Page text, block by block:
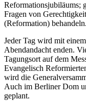
Reformationsjubiläums;
Fragen von
(Reformation) behandeln.
Jeder Tag wird mit
Abendandacht enden.
Tagungsort auf dem
Evangelisch
wird die
Auch im Berliner Dom
geplant.